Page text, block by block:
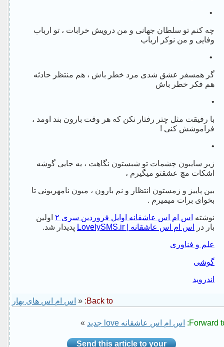
•
چه کنم تو سلطان جهانی و من درویش خرابات ، تو ارباب
وفایی و من نوکر ارباب
•
گر همسفر عشق شدی مرد خطر باش ، هم منتظر حادثه
هم فکر خطر باش
•
با رفیقت مثل چتر رفتار نکن که هر وقت بارون بند اومد ،
فراموشش کنی !
•
زیر سایبون چشمات تو شبستون نگاهت ، یه جایی گوشه
اشکات مچ عشقتو میگیرم ،
بین پاییز و زمستون انتظار و نم بارون ، میون نامهربونی تا
بخوای برات میمیرم .
نوشته اس ام اس عاشقانه اوایل فروردین سری ۲
اولین
بار در
اس ام اس عاشقانه | LovelySMS.ir پدیدار شد.
علم و فناوری
گوشی
اندروید
Back to:
« اس ام اس های بهار
Forward اس ام اس عاشقانه love جدید »
Send this article to your